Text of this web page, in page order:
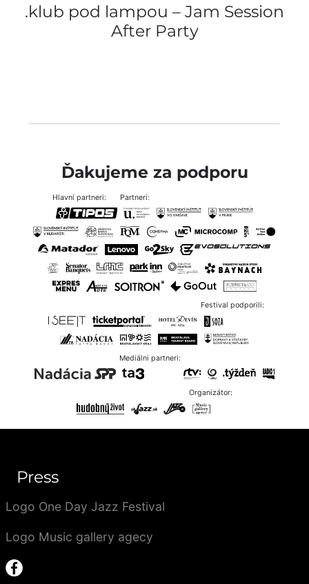
.klub pod lampou – Jam Session
After Party
Ďakujeme za podporu
Hlavní partneri: Partneri:
Festival podporili:
Mediálni partneri:
Organizátor:
Press
Logo One Day Jazz Festival
Logo Music gallery agecy